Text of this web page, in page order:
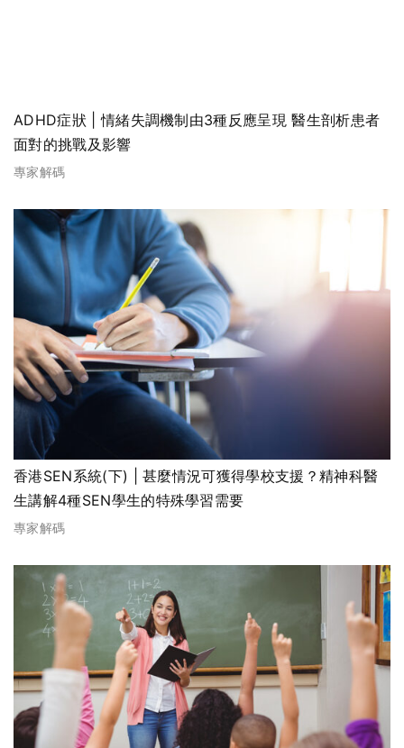
ADHD症狀 | 情緒失調機制由3種反應呈現 醫生剖析患者
面對的挑戰及影響
專家解碼
香港SEN系統(下) | 甚麼情況可獲得學校支援？精神科醫
生講解4種SEN學生的特殊學習需要
專家解碼